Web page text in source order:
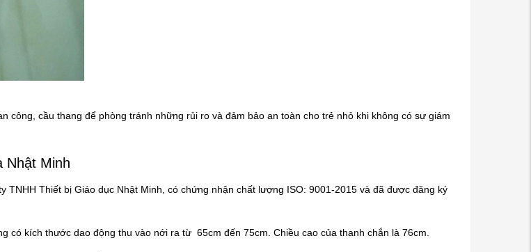
công, cầu thang để phòng tránh những rủi ro và đảm bảo an toàn cho trẻ nhỏ khi không có sự giám
Nhật Minh
TNHH Thiết bị Giáo dục Nhật Minh, có chứng nhận chất lượng ISO: 9001-2015 và đã được đăng ký
có kích thước dao động thu vào nới ra từ 65cm đến 75cm. Chiều cao của thanh chắn là 76cm.